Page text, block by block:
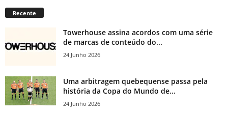
Recente
Towerhouse assina acordos com uma série
de marcas de conteúdo do...
24 Junho 2026
Uma arbitragem quebequense passa pela
história da Copa do Mundo de...
24 Junho 2026